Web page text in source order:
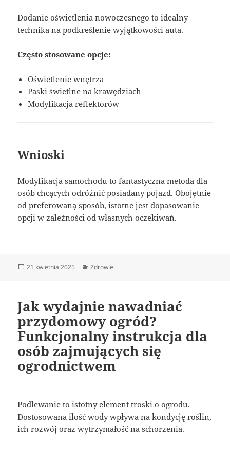
Dodanie oświetlenia nowoczesnego to idealny
technika na podkreślenie wyjątkowości auta.
Często stosowane opcje:
Oświetlenie wnętrza
Paski świetlne na krawędziach
Modyfikacja reflektorów
Wnioski
Modyfikacja samochodu to fantastyczna metoda dla
osób chcących odróżnić posiadany pojazd. Obojętnie
od preferowaną sposób, istotne jest dopasowanie
opcji w zależności od własnych oczekiwań.
Data
21 kwietnia 2025 Kategorie
Zdrowie
Jak wydajnie nawadniać
przydomowy ogród?
Funkcjonalny instrukcja dla
osób zajmujących się
ogrodnictwem
Podlewanie to istotny element troski o ogrodu.
Dostosowana ilość wody wpływa na kondycję roślin,
ich rozwój oraz wytrzymałość na schorzenia.